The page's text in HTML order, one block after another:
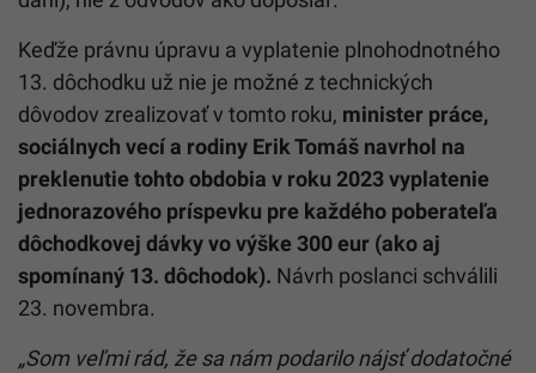
Keďže právnu úpravu a vyplatenie plnohodnotného
13. dôchodku už nie je možné z technických
dôvodov zrealizovať v tomto roku, minister práce,
sociálnych vecí a rodiny Erik Tomáš navrhol na
preklenutie tohto obdobia v roku 2023 vyplatenie
jednorazového príspevku pre každého poberateľa
dôchodkovej dávky vo výške 300 eur (ako aj
spomínaný 13. dôchodok). Návrh poslanci schválili
23. novembra.
„Som veľmi rád, že sa nám podarilo nájsť dodatočné